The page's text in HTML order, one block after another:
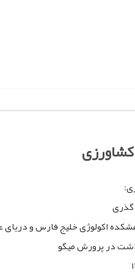
اکولوژی خلیج فارس و دریای
در پرورش میگو